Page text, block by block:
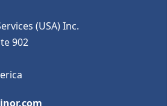
(USA) Inc.
902